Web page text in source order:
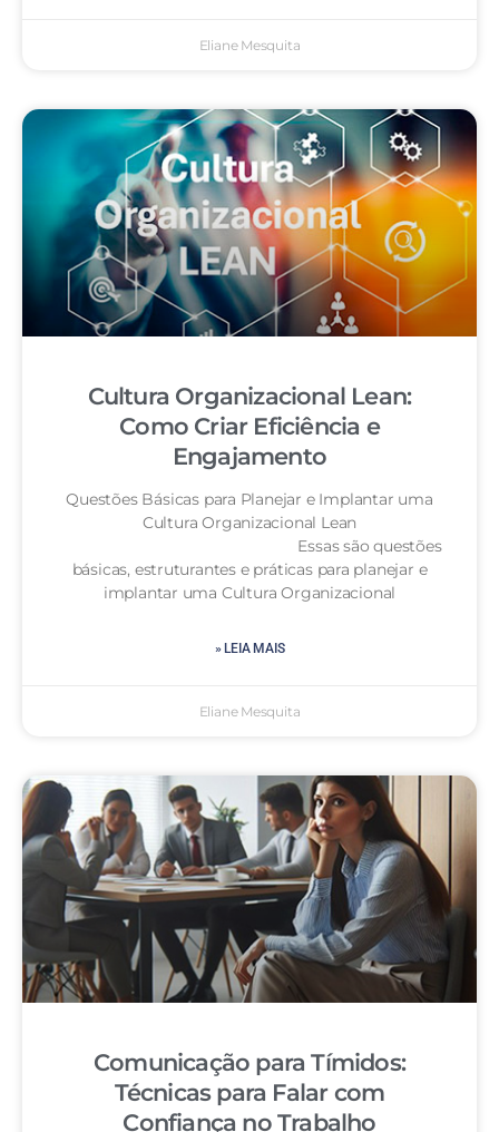
Eliane Mesquita
Cultura Organizacional Lean:
Como Criar Eficiência e
Engajamento
Questões Básicas para Planejar e Implantar uma
Cultura Organizacional Lean
Essas são questões
básicas, estruturantes e práticas para planejar e
implantar uma Cultura Organizacional
» LEIA MAIS
Eliane Mesquita
Comunicação para Tímidos:
Técnicas para Falar com
Confiança no Trabalho